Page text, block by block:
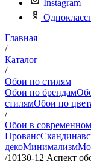
Instagram
Главная
/
Каталог
/
Обои по стилям
Обои по брендам
стилямОбои по
/
Обои в
Прованс
декоМинимализм
/10130-12 Аспект